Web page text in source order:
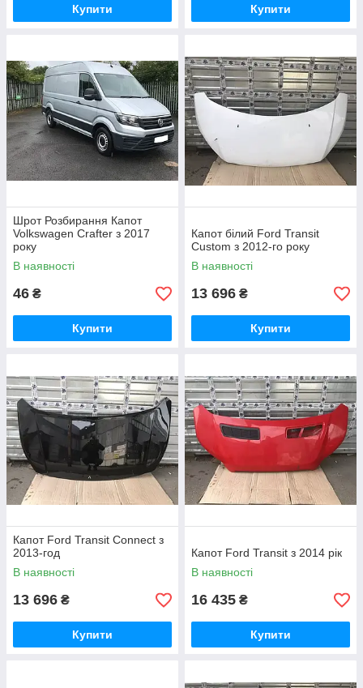
Купити Купити
Шрот Розбирання Капот
Volkswagen Crafter з 2017
року
В наявності
46 ₴
Купити
Капот білий Ford Transit
Custom з 2012-го року
В наявності
13 696 ₴
Купити
Капот Ford Transit Connect з
2013-год
В наявності
13 696 ₴
Купити
Капот Ford Transit з 2014 рік
В наявності
16 435 ₴
Купити